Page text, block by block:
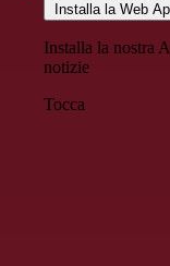
Installa la Web
Installa la nostra
notizie
Tocca